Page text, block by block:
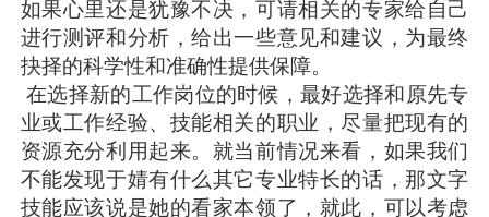
如果心里还是犹豫不决，可请相关的专家给自己
进行测评和分析，给出一些意见和建议，为最终
抉择的科学性和准确性提供保障。
在选择新的工作岗位的时候，最好选择和原先专
业或工作经验、技能相关的职业，尽量把现有的
资源充分利用起来。就当前情况来看，如果我们
不能发现于婧有什么其它专业特长的话，那文字
技能应该说是她的看家本领了，就此，可以考虑